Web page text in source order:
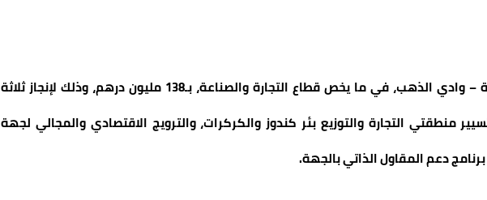
ساهم مجلس جهة الداخلة – وادي الذهب، في ما يخص قطاع التجارة والصناعة، بـ138 مليون درهم، وذلك لإنجاز ثلاثة
منطقتي التجارة والتوزيع بئر كندوز والكركرات، والترويج الاقتصادي والمجالي لجهة
دعم المقاول الذاتي بالجهة.